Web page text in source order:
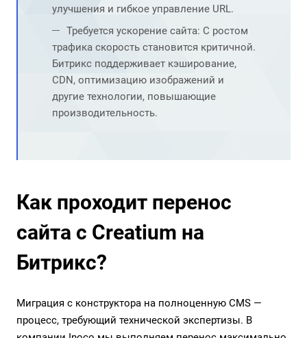
улучшения и гибкое управление URL.
Требуется ускорение сайта: С ростом
трафика скорость становится критичной.
Битрикс поддерживает кэширование,
CDN, оптимизацию изображений и
другие технологии, повышающие
производительность.
Как проходит перенос
сайта с Creatium на
Битрикс?
Миграция с конструктора на полноценную CMS —
процесс, требующий технической экспертизы. В